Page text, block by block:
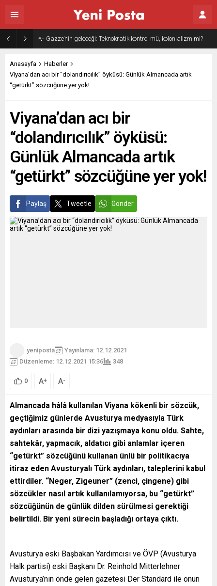
Gazze’nin geleceği: Teknokratik kontrol mü, kolonializm mi?
Anasayfa
Haberler
Viyana’dan acı bir “dolandırıcılık” öyküsü: Günlük Almancada artık
“getürkt” sözcüğüne yer yok!
Viyana’dan acı bir
“dolandırıcılık” öyküsü:
Günlük Almancada artık
“getürkt” sözcüğüne yer yok!
Paylaş Tweetle Gönder
yeniposta
Yayınlama: 12.12.2021
Düzenleme: 12.12.2021 15:36
348
0 A+ A-
Almancada hâlâ kullanılan Viyana kökenli bir sözcük,
geçtiğimiz günlerde Avusturya medyasıyla Türk
aydınları arasında bir dizi yazışmaya konu oldu. Sahte,
sahtekâr, yapmacık, aldatıcı gibi anlamlar içeren
“getürkt” sözcüğünü kullanan ünlü bir politikacıya
itiraz eden Avusturyalı Türk aydınları, taleplerini kabul
ettirdiler. “Neger, Zigeuner” (zenci, çingene) gibi
sözcükler nasıl artık kullanılamıyorsa, bu “getürkt”
sözcüğünün de günlük dilden sürülmesi gerektiği
belirtildi. Bir yeni sürecin başladığı ortaya çıktı.
Avusturya eski Başbakan Yardımcısı ve ÖVP (Avusturya
Halk partisi) eski Başkanı Dr. Reinhold Mitterlehner
Avusturya’nın önde gelen gazetesi Der Standard ile onun